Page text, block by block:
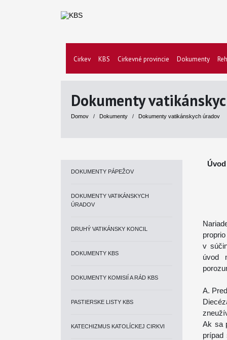
Cirkev KBS Cirkevné provincie Dokumenty
Dokumenty
Domov / Dokumenty / Dokumenty vatikánskych úradov
DOKUMENTY PÁPEŽOV
DOKUMENTY VATIKÁNSKYCH
ÚRADOV
DRUHÝ VATIKÁNSKY KONCIL
DOKUMENTY KBS
DOKUMENTY KOMISIÍ A RÁD KBS
PASTIERSKE LISTY KBS
KATECHIZMUS KATOLÍCKEJ CIRKVI
v
úvod
A.
Ak sa
prípad